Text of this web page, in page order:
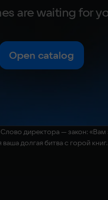
are waiting for
Open catalog
директора — закон:
долгая битва с горой книг.
в качестве